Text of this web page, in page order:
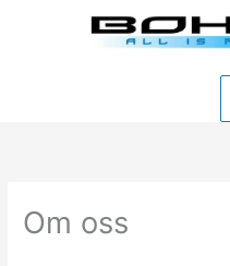
Om oss